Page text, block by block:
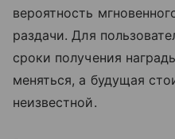
вероятность
раздачи. Для
сроки получения
меняться, а будущая
неизвестной.